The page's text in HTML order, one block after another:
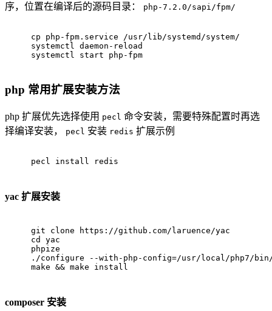
序，位置在编译后的源码目录：
php-7.2.0/sapi/fpm/
cp php-fpm.service /usr/lib/systemd/system/
systemctl daemon-reload
systemctl start php-fpm
php 常用扩展安装方法
php 扩展优先选择使用 pecl 命令安装，需要特殊配置时再选
择编译安装，
pecl 安装 redis 扩展示例
pecl install redis
yac 扩展安装
git clone https://github.com/laruence/yac
cd yac
phpize
./configure --with-php-config=/usr/local/php7/
make && make install
composer 安装